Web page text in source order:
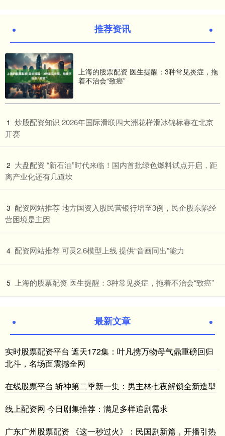
推荐资讯
上海的股票配资 医生提醒：3种常见炎症，拖
着不治会“致癌”
1 ​炒股配资知识 2026年国际滑联四大洲花样滑冰锦标赛在北京
开赛
2 ​大盘配资 “新石油”时代来临！国内首批绿色燃料试点开启，距
离产业化还有几道坎
3 ​配资网站推荐 地方国资入股民营银行增至3例，民企股东陷经
营困境是主因
4 ​配资网站推荐 可灵2.6模型上线 提供“音画同出”能力
5 ​上海的股票配资 医生提醒：3种常见炎症，拖着不治会“致癌”
最新文章
实时股票配资平台 遮天172集：叶凡携万物母气鼎重磅回归
北斗，名场面震撼全网
在线股票平台 斩神第二季新一集：男主林七夜解锁全新造型
线上配资网 今日剧集推荐：满足多样追剧需求
广东广州股票配资 《这一秒过火》：民国剧新篇，开播引热